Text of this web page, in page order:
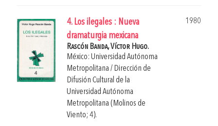
4. Los ilegales : Nueva
dramaturgia mexicana
1980
Rascón Banda, Víctor Hugo.
México: Universidad Autónoma
Metropolitana / Dirección de
Difusión Cultural de la
Universidad Autónoma
Metropolitana (Molinos de
Viento; 4).